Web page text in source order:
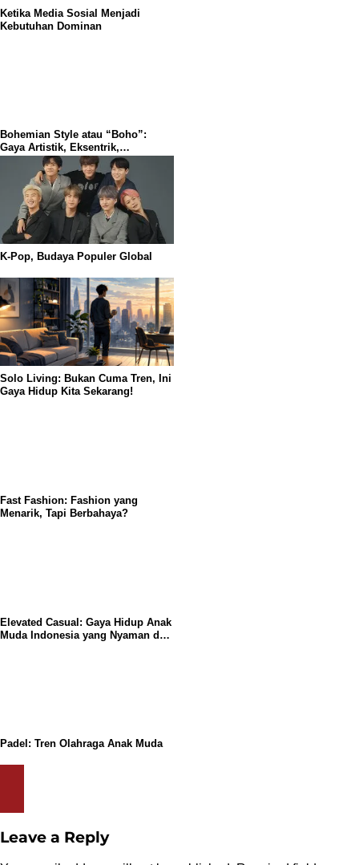
Ketika Media Sosial Menjadi
Kebutuhan Dominan
Bohemian Style atau “Boho”:
Gaya Artistik, Eksentrik,
Sederhana namum Modern
K-Pop, Budaya Populer Global
Solo Living: Bukan Cuma Tren, Ini
Gaya Hidup Kita Sekarang!
Fast Fashion: Fashion yang
Menarik, Tapi Berbahaya?
Elevated Casual: Gaya Hidup Anak
Muda Indonesia yang Nyaman dan
Padel: Tren Olahraga Anak Muda
Leave a Reply